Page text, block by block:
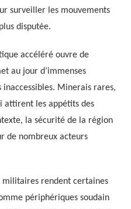
surveiller les mouvements
disputée.
accéléré ouvre de
au jour d’immenses
inaccessibles. Minerais rares,
attirent les appétits des
la sécurité de la région
de nombreux acteurs
militaires rendent certaines
périphériques soudain